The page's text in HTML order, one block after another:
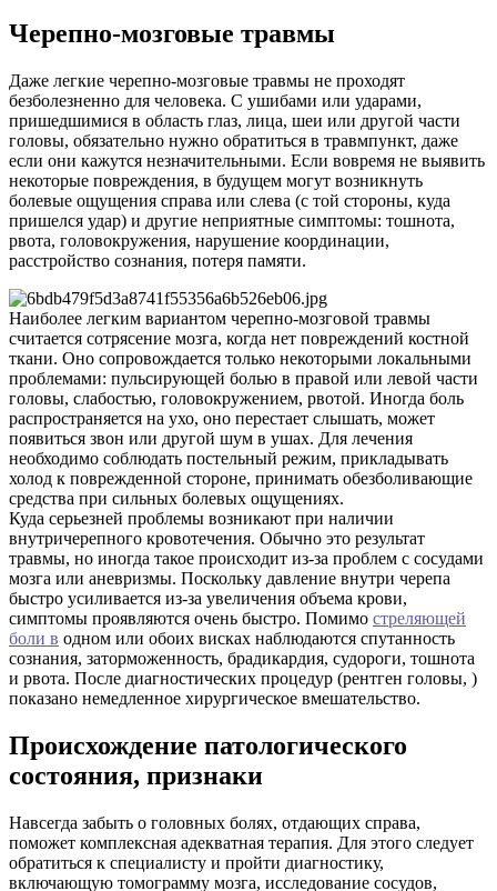
Черепно-мозговые травмы
Даже легкие черепно-мозговые травмы не проходят
безболезненно для человека. С ушибами или ударами,
пришедшимися в область глаз, лица, шеи или другой части
головы, обязательно нужно обратиться в травмпункт, даже
если они кажутся незначительными. Если вовремя не выявить
некоторые повреждения, в будущем могут возникнуть
болевые ощущения справа или слева (с той стороны, куда
пришелся удар) и другие неприятные симптомы: тошнота,
рвота, головокружения, нарушение координации,
расстройство сознания, потеря памяти.
Наиболее легким вариантом черепно-мозговой травмы
считается сотрясение мозга, когда нет повреждений костной
ткани. Оно сопровождается только некоторыми локальными
проблемами: пульсирующей болью в правой или левой части
головы, слабостью, головокружением, рвотой. Иногда боль
распространяется на ухо, оно перестает слышать, может
появиться звон или другой шум в ушах. Для лечения
необходимо соблюдать постельный режим, прикладывать
холод к поврежденной стороне, принимать обезболивающие
средства при сильных болевых ощущениях.
Куда серьезней проблемы возникают при наличии
внутричерепного кровотечения. Обычно это результат
травмы, но иногда такое происходит из-за проблем с сосудами
мозга или аневризмы. Поскольку давление внутри черепа
быстро усиливается из-за увеличения объема крови,
симптомы проявляются очень быстро. Помимо стреляющей
боли в одном или обоих висках наблюдаются спутанность
сознания, заторможенность, брадикардия, судороги, тошнота
и рвота. После диагностических процедур (рентген головы, )
показано немедленное хирургическое вмешательство.
Происхождение патологического
состояния, признаки
Навсегда забыть о головных болях, отдающих справа,
поможет комплексная адекватная терапия. Для этого следует
обратиться к специалисту и пройти диагностику,
включающую томограмму мозга, исследование сосудов,